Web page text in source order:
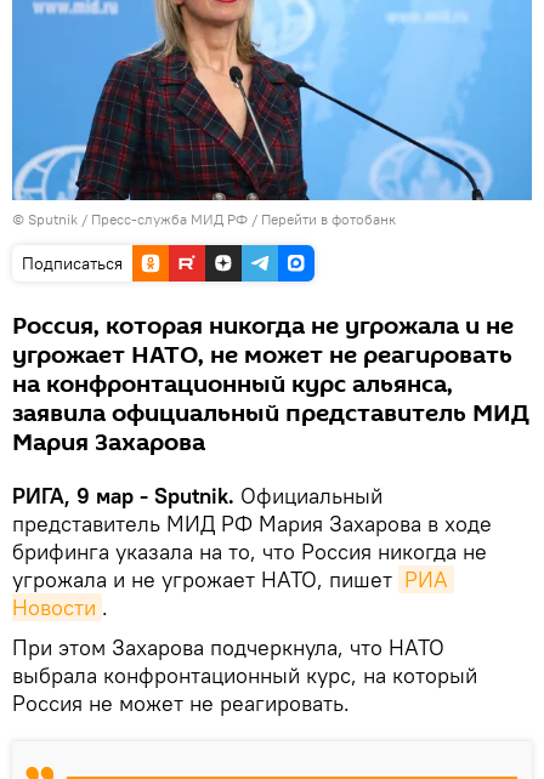
© Sputnik / Пресс-служба МИД РФ / Перейти в фотобанк
Подписаться
Россия, которая никогда не угрожала и не
угрожает НАТО, не может не реагировать
на конфронтационный курс альянса,
заявила официальный представитель МИД
Мария Захарова
РИГА, 9 мар - Sputnik. Официальный
представитель МИД РФ Мария Захарова в ходе
брифинга указала на то, что Россия никогда не
угрожала и не угрожает НАТО, пишет РИА
Новости .
При этом Захарова подчеркнула, что НАТО
выбрала конфронтационный курс, на который
Россия не может не реагировать.